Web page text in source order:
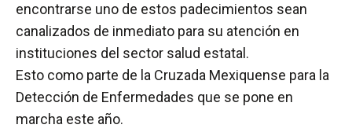
encontrarse uno de estos padecimientos sean
canalizados de inmediato para su atención en
instituciones del sector salud estatal.
Esto como parte de la Cruzada Mexiquense para la
Detección de Enfermedades que se pone en
marcha este año.